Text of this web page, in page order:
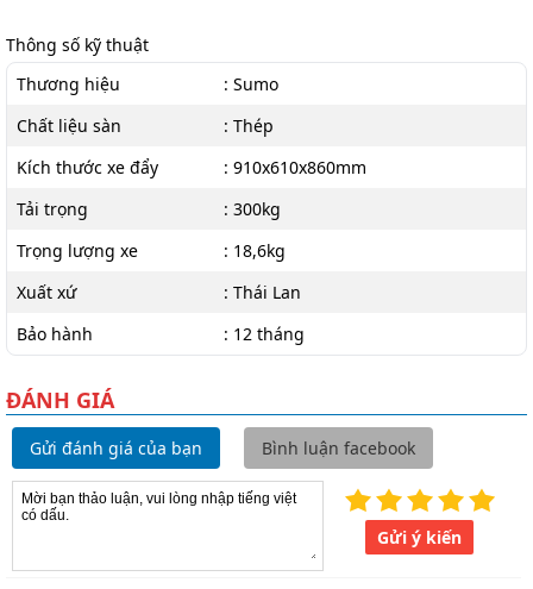
Thông số kỹ thuật
Thương hiệu
: Sumo
Chất liệu sàn
: Thép
Kích thước xe đẩy
: 910x610x860mm
Tải trọng
: 300kg
Trọng lượng xe
: 18,6kg
Xuất xứ
: Thái Lan
Bảo hành
: 12 tháng
ĐÁNH GIÁ
Gửi đánh giá của bạn Bình luận facebook
Gửi ý kiến